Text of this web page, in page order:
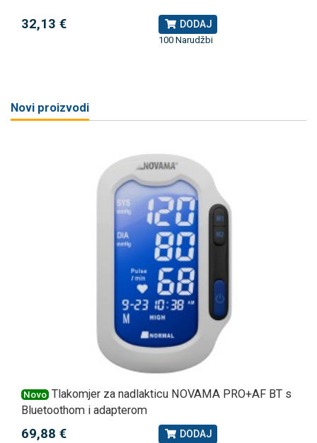
32,13 € DODAJ
100 Narudžbi
Novi proizvodi
Novo Tlakomjer za nadlakticu NOVAMA PRO+AF BT s
Bluetoothom i adapterom
69,88 € DODAJ